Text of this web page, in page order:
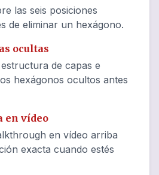
las seis posiciones
de eliminar un hexágono.
ocultas
de capas e
hexágonos ocultos antes
en vídeo
en vídeo arriba
exacta cuando estés